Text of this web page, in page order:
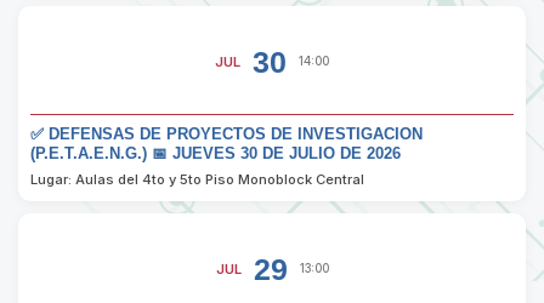
JUL 30 14:00
✅ DEFENSAS DE PROYECTOS DE INVESTIGACION
(P.E.T.A.E.N.G.) 📅 JUEVES 30 DE JULIO DE 2026
Lugar: Aulas del 4to y 5to Piso Monoblock Central
JUL 29 13:00